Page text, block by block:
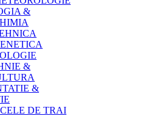
&
&
&
DE TRAI